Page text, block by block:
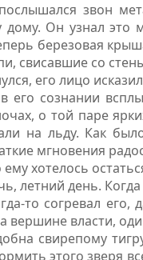
звон
дому. Он узнал
березовая
свисавшие со
его лицо
его сознании
о той паре
на льду. Как
мгновения
ему хотелось
летний день. Когда
то согревал
вершине власти,
свирепому
этого зверя